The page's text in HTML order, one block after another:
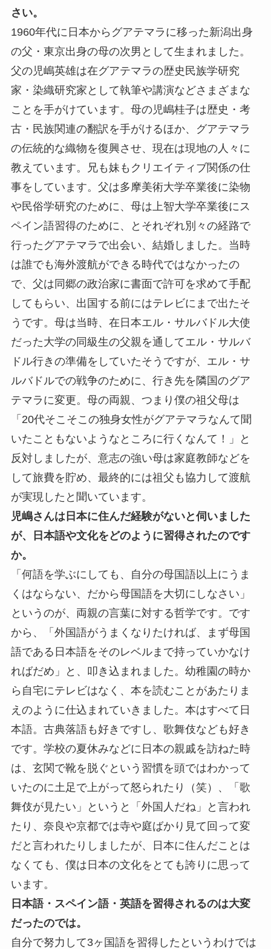
さい。
1960年代に日本からグアテマラに移った新潟出身
の父・東京出身の母の次男として生まれました。
父の児嶋英雄は在グアテマラの歴史民族学研究
家・染織研究家として執筆や講演などさまざまな
ことを手がけています。母の児嶋桂子は歴史・考
古・民族関連の翻訳を手がけるほか、グアテマラ
の伝統的な織物を復興させ、現在は現地の人々に
教えています。兄も妹もクリエイティブ関係の仕
事をしています。父は多摩美術大学卒業後に染物
や民俗学研究のために、母は上智大学卒業後にス
ペイン語習得のために、とそれぞれ別々の経路で
行ったグアテマラで出会い、結婚しました。当時
は誰でも海外渡航ができる時代ではなかったの
で、父は同郷の政治家に書面で許可を求めて手配
してもらい、出国する前にはテレビにまで出たそ
うです。母は当時、在日本エル・サルバドル大使
だった大学の同級生の父親を通してエル・サルバ
ドル行きの準備をしていたそうですが、エル・サ
ルバドルでの戦争のために、行き先を隣国のグア
テマラに変更。母の両親、つまり僕の祖父母は
「20代そこそこの独身女性がグアテマラなんて聞
いたこともないようなところに行くなんて！」と
反対しましたが、意志の強い母は家庭教師などを
して旅費を貯め、最終的には祖父も協力して渡航
が実現したと聞いています。
児嶋さんは日本に住んだ経験がないと伺いました
が、日本語や文化をどのように習得されたのです
か。
「何語を学ぶにしても、自分の母国語以上にうま
くはならない、だから母国語を大切にしなさい」
というのが、両親の言葉に対する哲学です。です
から、「外国語がうまくなりたければ、まず母国
語である日本語をそのレベルまで持っていかなけ
ればだめ」と、叩き込まれました。幼稚園の時か
ら自宅にテレビはなく、本を読むことがあたりま
えのように仕込まれていきました。本はすべて日
本語。古典落語も好きですし、歌舞伎なども好き
です。学校の夏休みなどに日本の親戚を訪ねた時
は、玄関で靴を脱ぐという習慣を頭ではわかって
いたのに土足で上がって怒られたり（笑）、「歌
舞伎が見たい」というと「外国人だね」と言われ
たり、奈良や京都では寺や庭ばかり見て回って変
だと言われたりしましたが、日本に住んだことは
なくても、僕は日本の文化をとても誇りに思って
います。
日本語・スペイン語・英語を習得されるのは大変
だったのでは。
自分で努力して3ヶ国語を習得したというわけでは